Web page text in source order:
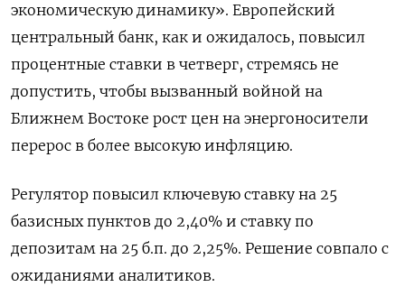
экономическую динамику». Европейский
центральный банк, как и ожидалось, повысил
процентные ‌ставки в четверг, стремясь не
допустить, чтобы вызванный войной на
Ближнем Востоке рост цен на энергоносители
перерос в более высокую инфляцию.
Регулятор повысил ​ключевую ставку на 25
базисных пунктов до 2,40% и ставку по
депозитам на 25 б.п. до 2,25%. Решение совпало с
‌ожиданиями аналитиков.